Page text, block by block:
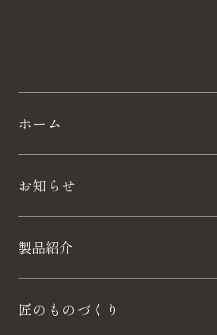
ホーム
お知らせ
製品紹介
匠のものづくり